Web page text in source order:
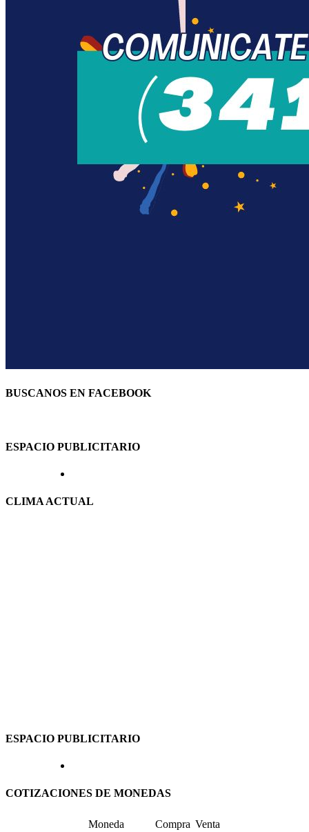
BUSCANOS EN FACEBOOK
ESPACIO PUBLICITARIO
CLIMA ACTUAL
ESPACIO PUBLICITARIO
COTIZACIONES DE MONEDAS
Moneda Compra Venta